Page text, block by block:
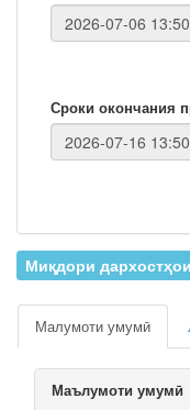
Сроки окончания
Миқдори
Малумоти умумӣ
Маълумоти умумӣ